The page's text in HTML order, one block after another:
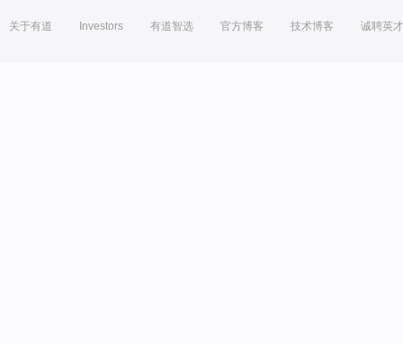
关于有道 Investors 有道智选 官方博客 技术博客 诚聘英才